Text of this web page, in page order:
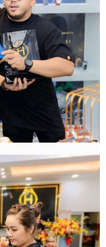
Phân Phối Các Loại
VÀ ỦNG HỘ
tục đổi trả
VÀ ỦNG HỘ
và PHÂN PHỐI CÁC